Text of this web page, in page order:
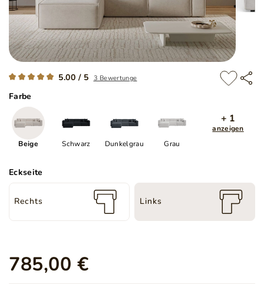
5.00 / 5 3 Bewertunge
Farbe
Beige Schwarz Dunkelgrau Grau
+ 1
anzeigen
Eckseite
Rechts Links
785,00 €